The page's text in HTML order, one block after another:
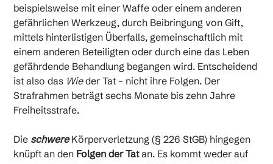
beispielsweise mit einer Waffe oder einem anderen
gefährlichen Werkzeug, durch Beibringung von Gift,
mittels hinterlistigen Überfalls, gemeinschaftlich mit
einem anderen Beteiligten oder durch eine das Leben
gefährdende Behandlung begangen wird. Entscheidend
ist also das Wieder Tat – nicht ihre Folgen. Der
Strafrahmen beträgt sechs Monate bis zehn Jahre
Freiheitsstrafe.
Die schwere Körperverletzung (§ 226 StGB) hingegen
knüpft an den Folgen der Tatan. Es kommt weder auf